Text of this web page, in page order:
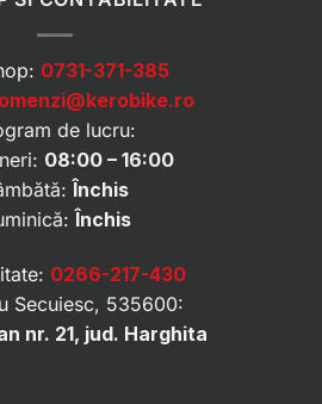
0731-371-385
de lucru:
08:00 – 16:00
Închis
Închis
0266-217-430
Secuiesc, 535600:
nr. 21, jud. Harghita